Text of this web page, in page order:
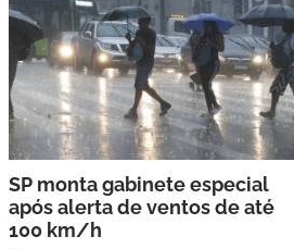
SP monta gabinete especial
após alerta de ventos de até
100 km/h